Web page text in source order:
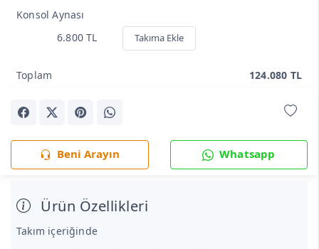
Konsol Aynası
6.800 TL
Takıma Ekle
Toplam 124.080 TL
Beni Arayın Whatsapp
Ürün Özellikleri
Takım içeriğinde